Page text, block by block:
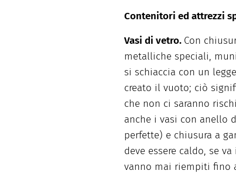
Contenitori ed attrezzi
Vasi di vetro. Con
metalliche speciali,
si schiaccia con un
creato il vuoto; ciò
che non ci saranno
anche i vasi con anello
perfette) e chiusura a
deve essere caldo, se
vanno mai riempiti fino